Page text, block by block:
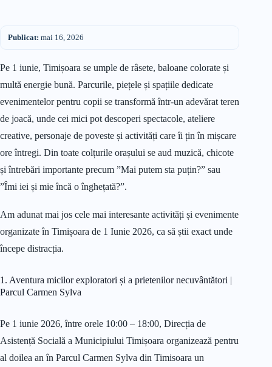
Publicat: mai 16, 2026
Pe 1 iunie, Timișoara se umple de râsete, baloane colorate și
multă energie bună. Parcurile, piețele și spațiile dedicate
evenimentelor pentru copii se transformă într-un adevărat teren
de joacă, unde cei mici pot descoperi spectacole, ateliere
creative, personaje de poveste și activități care îi țin în mișcare
ore întregi. Din toate colțurile orașului se aud muzică, chicote
și întrebări importante precum ”Mai putem sta puțin?” sau
”Îmi iei și mie încă o înghețată?”.
Am adunat mai jos cele mai interesante activități și evenimente
organizate în Timișoara de 1 Iunie 2026, ca să știi exact unde
începe distracția.
1. Aventura micilor exploratori și a prietenilor necuvântători |
Parcul Carmen Sylva
Pe 1 iunie 2026, între orele 10:00 – 18:00, Direcția de
Asistență Socială a Municipiului Timișoara organizează pentru
al doilea an în Parcul Carmen Sylva din Timisoara un